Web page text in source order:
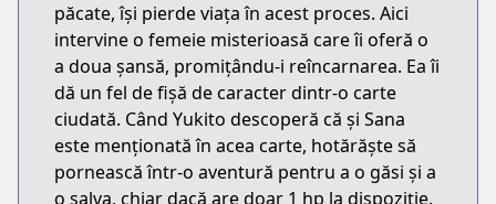
păcate, își pierde viața în acest proces. Aici
intervine o femeie misterioasă care îi oferă o
a doua șansă, promițându-i reîncarnarea. Ea îi
dă un fel de fișă de caracter dintr-o carte
ciudată. Când Yukito descoperă că și Sana
este menționată în acea carte, hotărăște să
pornească într-o aventură pentru a o găsi și a
o salva, chiar dacă are doar 1 hp la dispoziție.